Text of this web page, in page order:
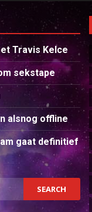
Travis Kelce
sekstape
alsnog offline
gaat definitief